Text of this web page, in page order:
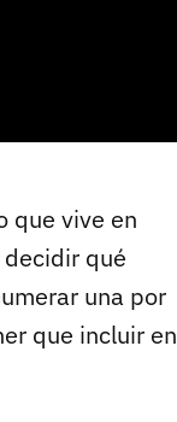
que vive en
qué
una por
que incluir en